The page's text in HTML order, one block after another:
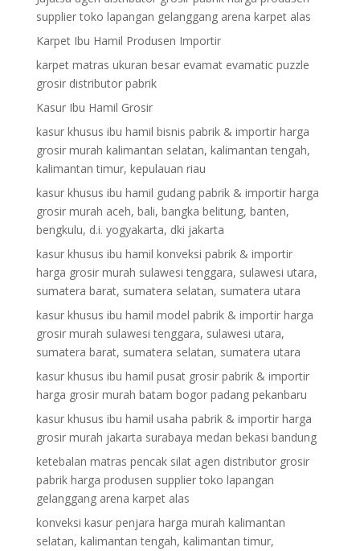
supplier toko lapangan gelanggang arena karpet alas
Karpet Ibu Hamil Produsen Importir
karpet matras ukuran besar evamat evamatic puzzle
grosir distributor pabrik
Kasur Ibu Hamil Grosir
kasur khusus ibu hamil bisnis pabrik & importir harga
grosir murah kalimantan selatan, kalimantan tengah,
kalimantan timur, kepulauan riau
kasur khusus ibu hamil gudang pabrik & importir harga
grosir murah aceh, bali, bangka belitung, banten,
bengkulu, d.i. yogyakarta, dki jakarta
kasur khusus ibu hamil konveksi pabrik & importir
harga grosir murah sulawesi tenggara, sulawesi utara,
sumatera barat, sumatera selatan, sumatera utara
kasur khusus ibu hamil model pabrik & importir harga
grosir murah sulawesi tenggara, sulawesi utara,
sumatera barat, sumatera selatan, sumatera utara
kasur khusus ibu hamil pusat grosir pabrik & importir
harga grosir murah batam bogor padang pekanbaru
kasur khusus ibu hamil usaha pabrik & importir harga
grosir murah jakarta surabaya medan bekasi bandung
ketebalan matras pencak silat agen distributor grosir
pabrik harga produsen supplier toko lapangan
gelanggang arena karpet alas
konveksi kasur penjara harga murah kalimantan
selatan, kalimantan tengah, kalimantan timur,